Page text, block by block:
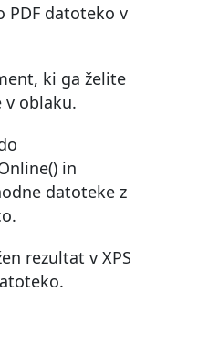
PDF datoteko v
ki ga želite
v oblaku.
in
datoteke z
rezultat v XPS